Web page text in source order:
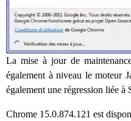
La mise à jour de
également à niveau le moteur
également une régression liée à
Chrome 15.0.874.121 est